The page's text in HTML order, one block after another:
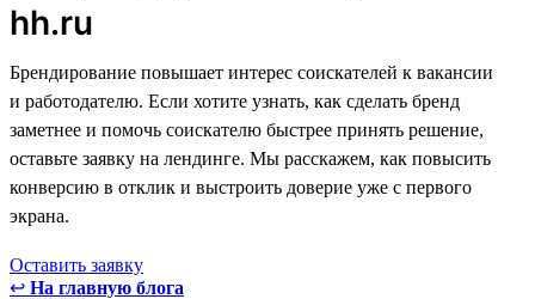
hh.ru
Брендирование повышает интерес соискателей к вакансии
и работодателю. Если хотите узнать, как сделать бренд
заметнее и помочь соискателю быстрее принять решение,
оставьте заявку на лендинге. Мы расскажем, как повысить
конверсию в отклик и выстроить доверие уже с первого
экрана.
Оставить заявку
↩ На главную блога